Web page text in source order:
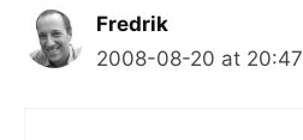
Fredrik
2008-08-20 at 20:47